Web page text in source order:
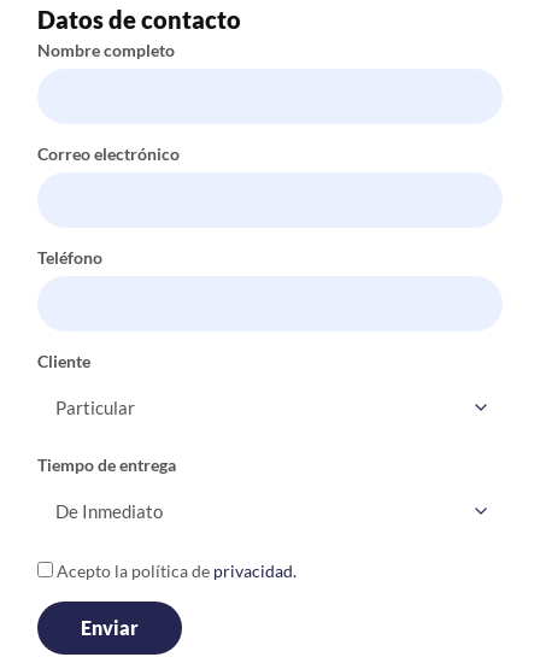
Datos de contacto
Nombre completo
Correo electrónico
Teléfono
Cliente
Tiempo de entrega
Acepto la política de privacidad.